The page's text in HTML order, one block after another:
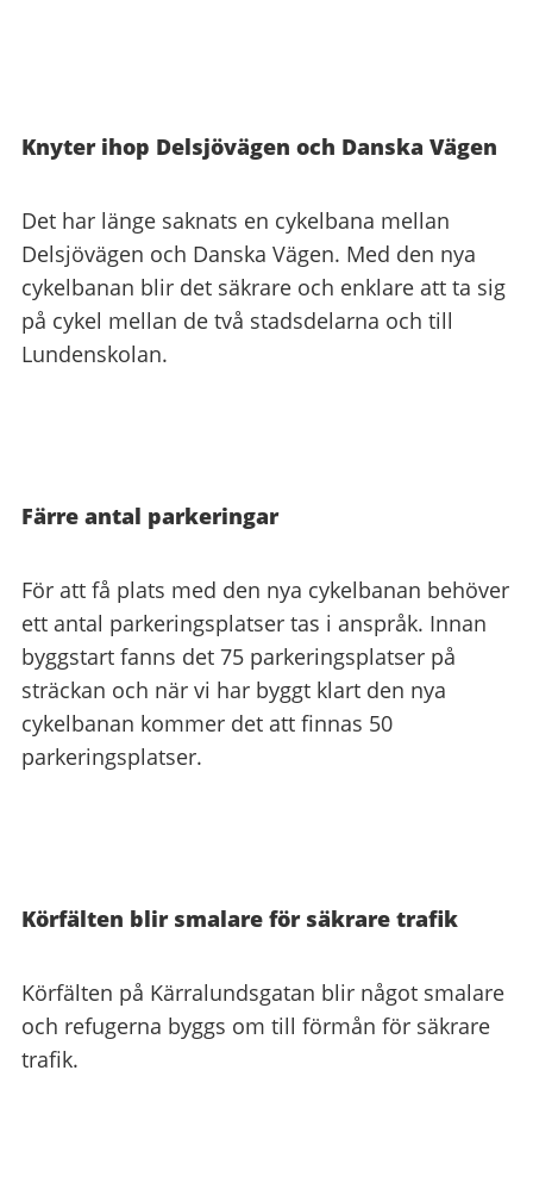
Knyter ihop Delsjövägen och Danska Vägen
Det har länge saknats en cykelbana mellan
Delsjövägen och Danska Vägen. Med den nya
cykelbanan blir det säkrare och enklare att ta sig
på cykel mellan de två stadsdelarna och till
Lundenskolan.
Färre antal parkeringar
För att få plats med den nya cykelbanan behöver
ett antal parkeringsplatser tas i anspråk. Innan
byggstart fanns det 75 parkeringsplatser på
sträckan och när vi har byggt klart den nya
cykelbanan kommer det att finnas 50
parkeringsplatser.
Körfälten blir smalare för säkrare trafik
Körfälten på Kärralundsgatan blir något smalare
och refugerna byggs om till förmån för säkrare
trafik.